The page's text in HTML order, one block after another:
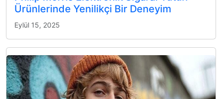
Ürünlerinde Yenilikçi Bir Deneyim
Eylül 15, 2025